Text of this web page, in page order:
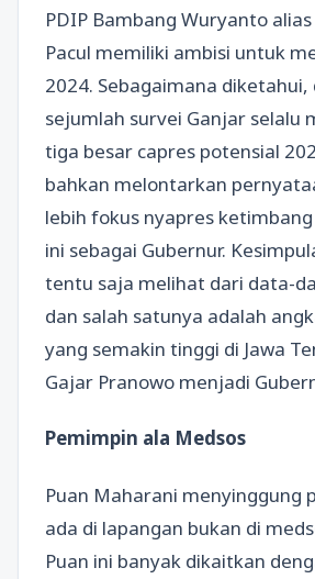
PDIP Bambang Wuryanto
Pacul memiliki ambisi untuk
2024. Sebagaimana diketahui,
sejumlah survei Ganjar selalu
tiga besar capres potensial
bahkan melontarkan
lebih fokus nyapres
ini sebagai Gubernur.
tentu saja melihat dari data-
dan salah satunya adalah
yang semakin tinggi di Jawa
Gajar Pranowo menjadi
Pemimpin ala Medsos
Puan Maharani menyinggung
ada di lapangan bukan di
Puan ini banyak dikaitkan